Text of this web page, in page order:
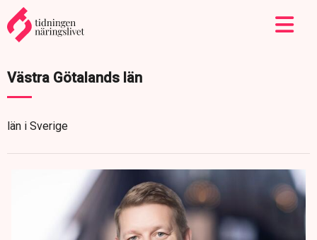
Västra Götalands län
län i Sverige